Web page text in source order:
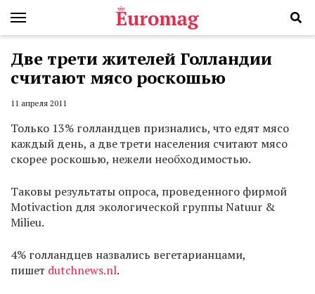
Две трети жителей Голландии
считают мясо роскошью
11 апреля 2011
Только 13% голландцев признались, что едят мясо
каждый день, а две трети населения считают мясо
скорее роскошью, нежели необходимостью.
Таковы результаты опроса, проведенного фирмой
Motivaction для экологической группы Natuur &
Milieu.
4% голландцев назвались вегетарианцами,
пишет dutchnews.nl.